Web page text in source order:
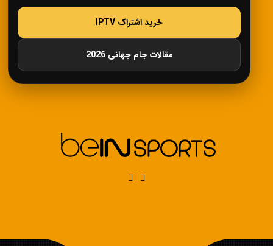
خرید اشتراک IPTV
مقالات جام جهانی 2026